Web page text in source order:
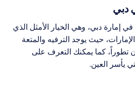
دبي
إمارة دبي، وهي الخيار الأمثل الذي
حيث يوجد الترفيه والمتعة
تطوراً، كما يمكنك التعرف على
يأسر العين.